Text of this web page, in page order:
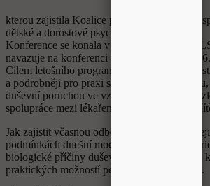
kterou zajistila Koalice pro zdraví , o.p.s. ve
dětské a dorostové psychiatrie,o.s.
Konference se konala v Lékařském domě
navazuje na konferenci v Parlamentu ČR ze
Cílem letošního programu bylo seznámit
a podrobněji pro praxi s problematikou
duševní poruchou ve vzdělávacím procesu ,
spolupráce mezi lékařem, školou a rodinou
Jak zajistit včasnou odbornou péči dětem a
podmínkách dnešní moderní dětské
biologické příčiny duševních poruch u dětí v
praktických možností péče o dětské pacienty.